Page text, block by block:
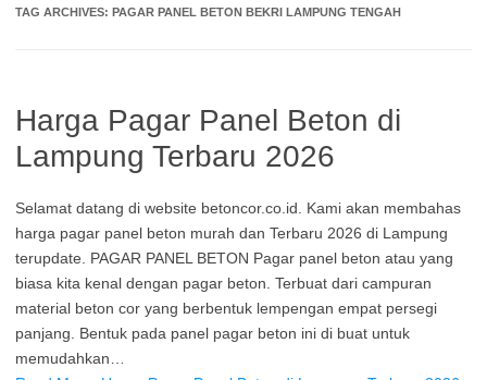
TAG ARCHIVES: PAGAR PANEL BETON BEKRI LAMPUNG TENGAH
Harga Pagar Panel Beton di
Lampung Terbaru 2026
Selamat datang di website betoncor.co.id. Kami akan membahas
harga pagar panel beton murah dan Terbaru 2026 di Lampung
terupdate. PAGAR PANEL BETON Pagar panel beton atau yang
biasa kita kenal dengan pagar beton. Terbuat dari campuran
material beton cor yang berbentuk lempengan empat persegi
panjang. Bentuk pada panel pagar beton ini di buat untuk
memudahkan…